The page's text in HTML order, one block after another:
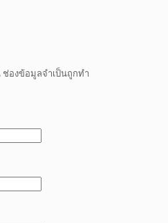
ช่องข้อมูลจำเป็นถูกทำ